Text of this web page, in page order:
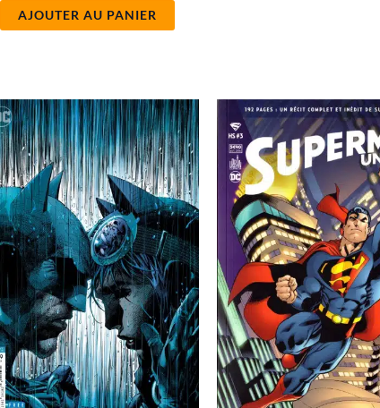
AJOUTER AU PANIER
Plage
de
prix :
9.00€
à
10.50€
Ce
produit
a
plusieurs
variations.
Les
options
peuvent
être
choisies
sur
la